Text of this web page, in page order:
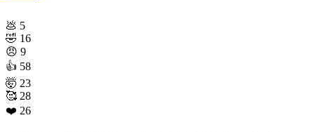
💩 5
🤣 16
😠 9
👍 58
🤯 23
🥰 28
❤️ 26